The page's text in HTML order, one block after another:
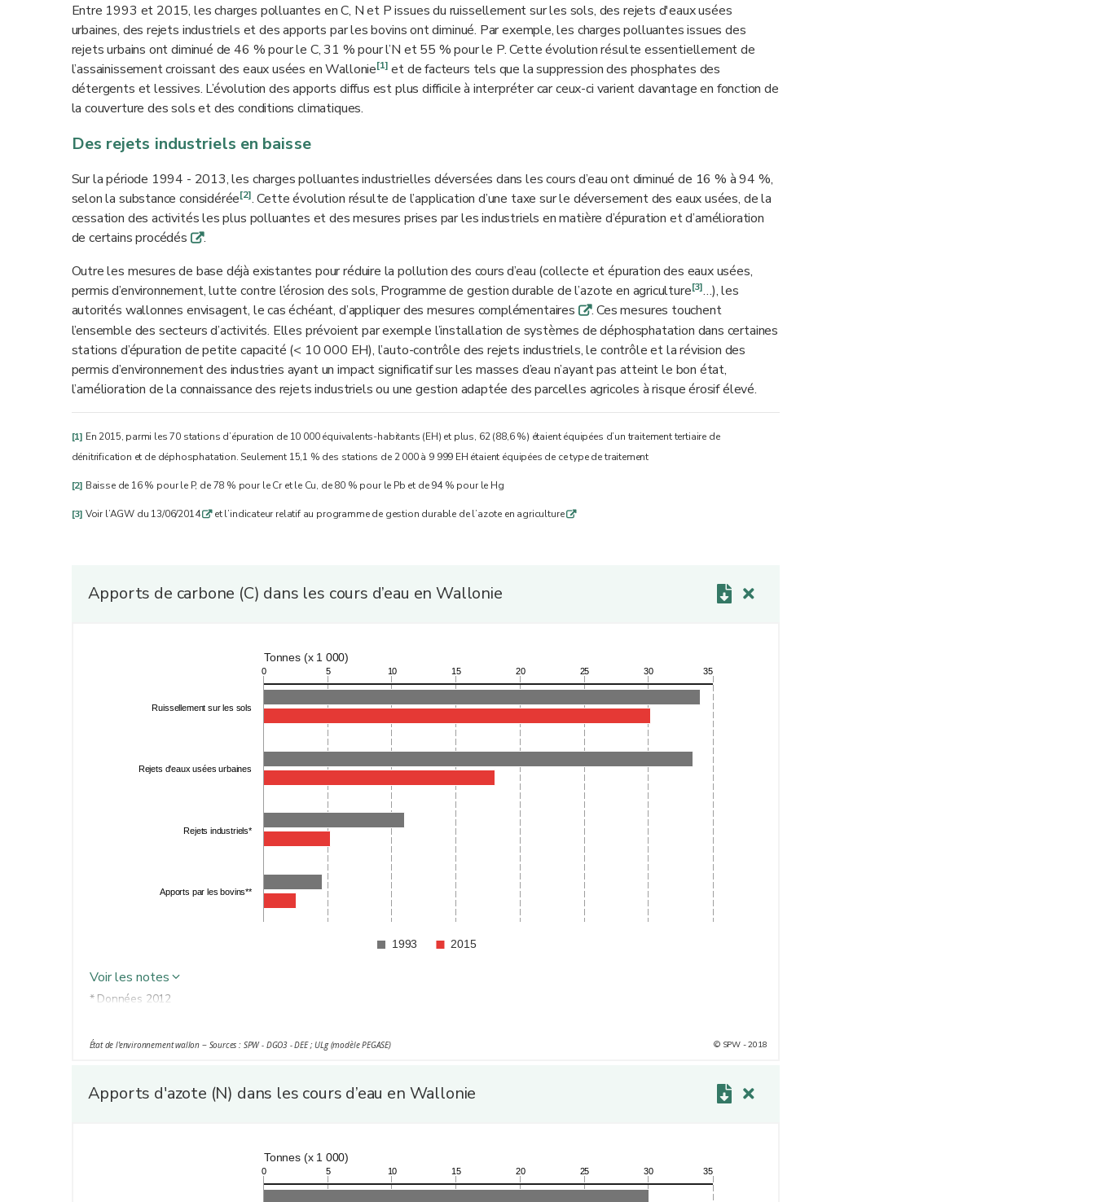
Entre 1993 et 2015, les charges polluantes en C, N et P issues du ruissellement sur les sols, des rejets d'eaux usées
urbaines, des rejets industriels et des apports par les bovins ont diminué. Par exemple, les charges polluantes issues des
rejets urbains ont diminué de 46 % pour le C, 31 % pour l’N et 55 % pour le P. Cette évolution résulte essentiellement de
l’assainissement croissant des eaux usées en Wallonie[1] et de facteurs tels que la suppression des phosphates des
détergents et lessives. L’évolution des apports diffus est plus difficile à interpréter car ceux-ci varient davantage en fonction de
la couverture des sols et des conditions climatiques.
Des rejets industriels en baisse
Sur la période 1994 - 2013, les charges polluantes industrielles déversées dans les cours d’eau ont diminué de 16 % à 94 %,
selon la substance considérée[2]. Cette évolution résulte de l’application d’une taxe sur le déversement des eaux usées, de la
cessation des activités les plus polluantes et des mesures prises par les industriels en matière d’épuration et d’amélioration
de certains procédés q.
Outre les mesures de base déjà existantes pour réduire la pollution des cours d’eau (collecte et épuration des eaux usées,
permis d’environnement, lutte contre l’érosion des sols, Programme de gestion durable de l’azote en agriculture[3]…), les
autorités wallonnes envisagent, le cas échéant, d’appliquer des mesures complémentaires q. Ces mesures touchent
l’ensemble des secteurs d’activités. Elles prévoient par exemple l’installation de systèmes de déphosphatation dans certaines
stations d’épuration de petite capacité (< 10 000 EH), l’auto-contrôle des rejets industriels, le contrôle et la révision des
permis d’environnement des industries ayant un impact significatif sur les masses d’eau n’ayant pas atteint le bon état,
l’amélioration de la connaissance des rejets industriels ou une gestion adaptée des parcelles agricoles à risque érosif élevé.
[1] En 2015, parmi les 70 stations d’épuration de 10 000 équivalents-habitants (EH) et plus, 62 (88,6 %) étaient équipées d’un traitement tertiaire de
dénitrification et de déphosphatation. Seulement 15,1 % des stations de 2 000 à 9 999 EH étaient équipées de ce type de traitement
[2] Baisse de 16 % pour le P, de 78 % pour le Cr et le Cu, de 80 % pour le Pb et de 94 % pour le Hg
[3] Voir l’AGW du 13/06/2014qet l’indicateur relatif au programme de gestion durable de l’azote en agricultureq
Apports de carbone (C) dans les cours d’eau en Wallonie
Tonnes (x 1 000)
1993 2015
Ruissellement sur les sols
Rejets d'eaux usées urbaines
Rejets industriels*
Apports par les bovins**
0 5 10 15 20 25 30 35
Voir les notes
* Données 2012
État de l'environnement wallon − Sources : SPW - DGO3 - DEE ; ULg (modèle PEGASE) © SPW - 2018
Apports d'azote (N) dans les cours d’eau en Wallonie
Tonnes (x 1 000)
0 5 10 15 20 25 30 35